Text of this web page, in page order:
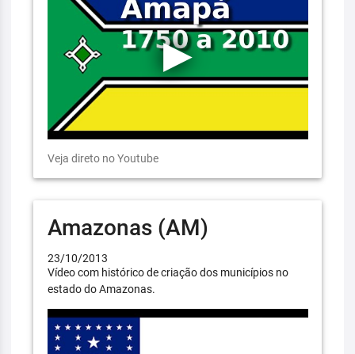
Veja direto no Youtube
Amazonas (AM)
23/10/2013
Vídeo com histórico de criação dos municípios no
estado do Amazonas.